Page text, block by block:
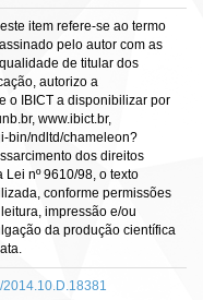
item refere-se ao termo
pelo autor com as
de titular dos
autorizo a
o IBICT a disponibilizar por
www.ibict.br,
bin/ndltd/chameleon?
dos direitos
nº 9610/98, o texto
conforme permissões
impressão e/ou
da produção científica
2014.10.D.18381